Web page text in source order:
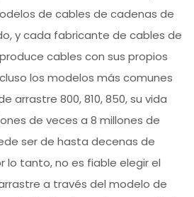
de cables de cadenas de
y cada fabricante de cables de
cables con sus propios
los modelos más comunes
arrastre 800, 810, 850, su vida
de veces a 8 millones de
ser de hasta decenas de
lo tanto, no es fiable elegir el
a través del modelo de